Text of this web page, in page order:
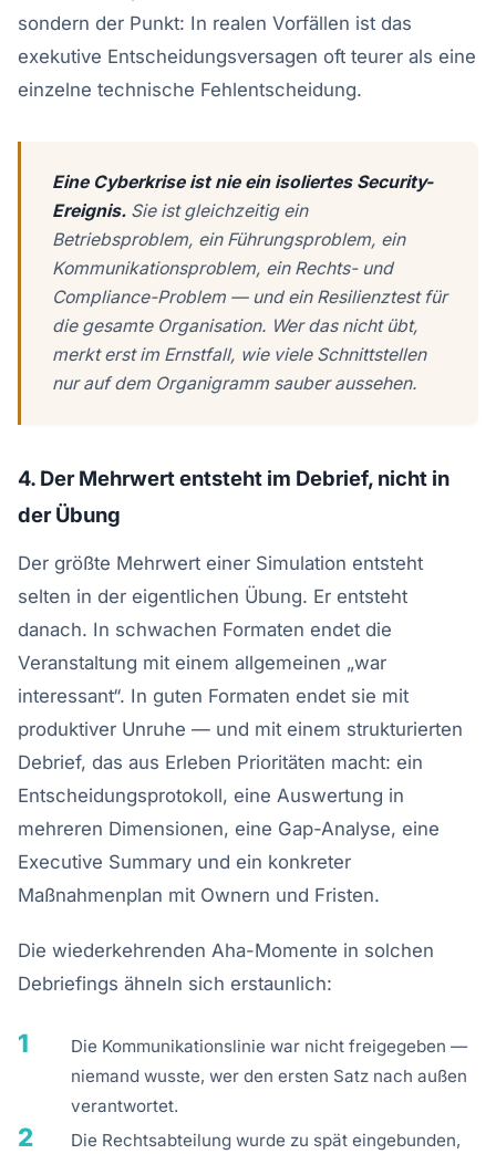
sondern der Punkt: In realen Vorfällen ist das
exekutive Entscheidungsversagen oft teurer als eine
einzelne technische Fehlentscheidung.
Eine Cyberkrise ist nie ein isoliertes Security-
Ereignis. Sie ist gleichzeitig ein
Betriebsproblem, ein Führungsproblem, ein
Kommunikationsproblem, ein Rechts- und
Compliance-Problem — und ein Resilienztest für
die gesamte Organisation. Wer das nicht übt,
merkt erst im Ernstfall, wie viele Schnittstellen
nur auf dem Organigramm sauber aussehen.
4. Der Mehrwert entsteht im Debrief, nicht in
der Übung
Der größte Mehrwert einer Simulation entsteht
selten in der eigentlichen Übung. Er entsteht
danach. In schwachen Formaten endet die
Veranstaltung mit einem allgemeinen „war
interessant“. In guten Formaten endet sie mit
produktiver Unruhe — und mit einem strukturierten
Debrief, das aus Erleben Prioritäten macht: ein
Entscheidungsprotokoll, eine Auswertung in
mehreren Dimensionen, eine Gap-Analyse, eine
Executive Summary und ein konkreter
Maßnahmenplan mit Ownern und Fristen.
Die wiederkehrenden Aha-Momente in solchen
Debriefings ähneln sich erstaunlich:
1
Die Kommunikationslinie war nicht freigegeben —
niemand wusste, wer den ersten Satz nach außen
verantwortet.
2
Die Rechtsabteilung wurde zu spät eingebunden,